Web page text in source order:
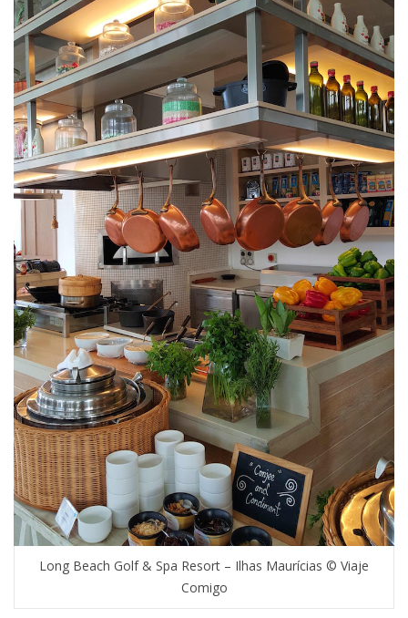
Long Beach Golf & Spa Resort – Ilhas Maurícias © Viaje
Comigo